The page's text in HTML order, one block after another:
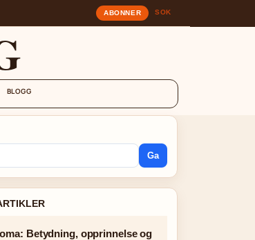
ABONNER SOK
BLOGG
Ga
Betydning, opprinnelse og